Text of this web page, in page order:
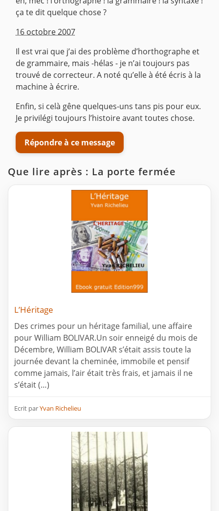
ça te dit quelque chose ?
^
16 octobre 2007
Il est vrai que j’ai des problème d’horthographe et
de grammaire, mais -hélas - je n’ai toujours pas
trouvé de correcteur. A noté qu’elle à été écris à la
machine à écrire.
Enfin, si celà gêne quelques-uns tans pis pour eux.
Je privilégi toujours l’histoire avant toutes chose.
Répondre à ce message
Que lire après : La porte fermée
L’Héritage
Des crimes pour un héritage familial, une affaire
pour William BOLIVAR.Un soir enneigé du mois de
Décembre, William BOLIVAR s’était assis toute la
journée devant la cheminée, immobile et pensif
comme jamais, l’air était très frais, et jamais il ne
s’était (…)
Ecrit parYvan Richelieu